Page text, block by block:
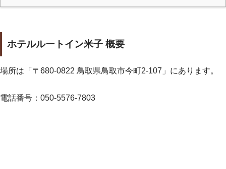
ホテルルートイン米子 概要
場所は「〒680-0822 鳥取県鳥取市今町2-107」にあります。
電話番号：050-5576-7803